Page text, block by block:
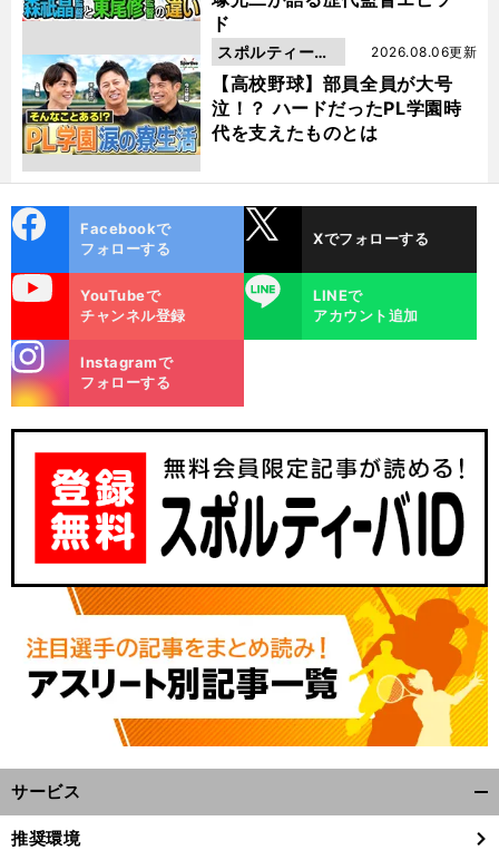
10 。
12
ド
【高校野球】部員全員が大号
泣！？ ハードだったPL学園時
代を支えたものとは
2026.08.06更新
スポルティーバ
動画
ok
Facebookで
フォローする
Xでフォローする
YouTubeで
チャンネル登録
LINE
LINEで
アカウント追加
m
Instagramで
フォローする
サービス
閉
推奨環境